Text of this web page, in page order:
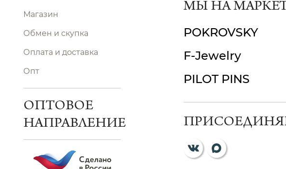
Магазин
Обмен и скупка
Оплата и доставка
Опт
ОПТОВОЕ
НАПРАВЛЕНИЕ
МЫ НА
POKROVSKY
F-Jewelry
PILOT PINS